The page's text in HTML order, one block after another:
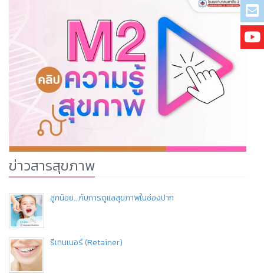
ข่าวสารสุขภาพ
ลูกน้อย...กับการดูแลสุขภาพในช่องปาก
รีเทนเนอร์ (Retainer)